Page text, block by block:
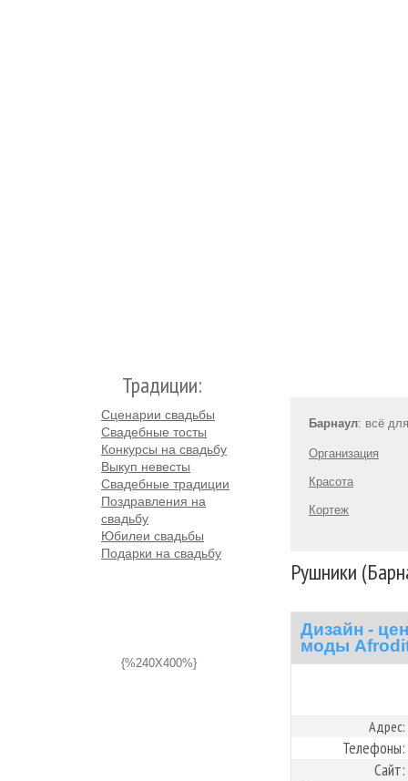
Традиции:
Сценарии свадьбы
Свадебные тосты
Конкурсы на свадьбу
Выкуп невесты
Свадебные традиции
Поздравления на
свадьбу
Юбилеи свадьбы
Подарки на свадьбу
{%240X400%}
Барнаул: всё
Организация
Красота
Кортеж
Рушники
Дизайн -
моды
Адрес:
Телефоны:
Сайт: